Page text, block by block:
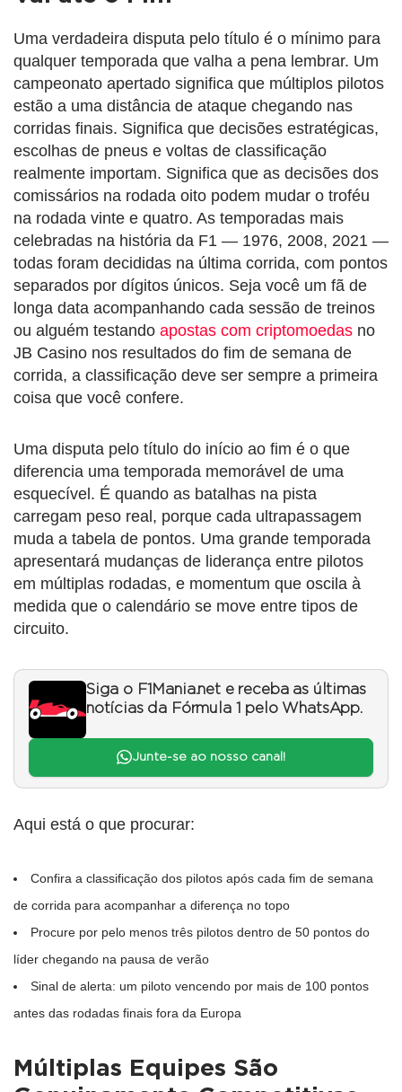
Uma verdadeira disputa pelo título é o mínimo para
qualquer temporada que valha a pena lembrar. Um
campeonato apertado significa que múltiplos pilotos
estão a uma distância de ataque chegando nas
corridas finais. Significa que decisões estratégicas,
escolhas de pneus e voltas de classificação
realmente importam. Significa que as decisões dos
comissários na rodada oito podem mudar o troféu
na rodada vinte e quatro. As temporadas mais
celebradas na história da F1 — 1976, 2008, 2021 —
todas foram decididas na última corrida, com pontos
separados por dígitos únicos. Seja você um fã de
longa data acompanhando cada sessão de treinos
ou alguém testando apostas com criptomoedas no
JB Casino nos resultados do fim de semana de
corrida, a classificação deve ser sempre a primeira
coisa que você confere.
Uma disputa pelo título do início ao fim é o que
diferencia uma temporada memorável de uma
esquecível. É quando as batalhas na pista
carregam peso real, porque cada ultrapassagem
muda a tabela de pontos. Uma grande temporada
apresentará mudanças de liderança entre pilotos
em múltiplas rodadas, e momentum que oscila à
medida que o calendário se move entre tipos de
circuito.
Siga o F1Mania.net e receba as últimas
notícias da Fórmula 1 pelo WhatsApp.
Junte-se ao nosso canal!
Aqui está o que procurar:
Confira a classificação dos pilotos após cada fim de semana
de corrida para acompanhar a diferença no topo
Procure por pelo menos três pilotos dentro de 50 pontos do
líder chegando na pausa de verão
Sinal de alerta: um piloto vencendo por mais de 100 pontos
antes das rodadas finais fora da Europa
Múltiplas Equipes São